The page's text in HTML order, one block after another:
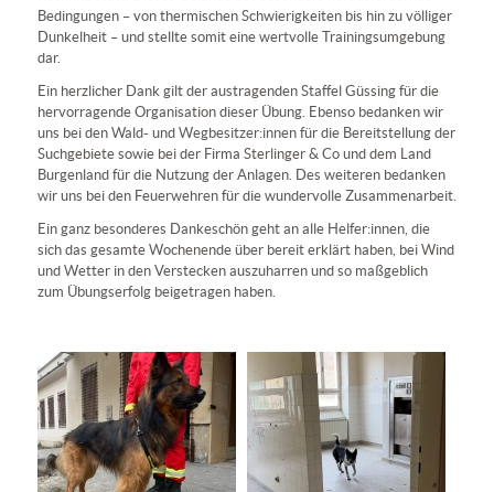
Bedingungen – von thermischen Schwierigkeiten bis hin zu völliger
Dunkelheit – und stellte somit eine wertvolle Trainingsumgebung
dar.
Ein herzlicher Dank gilt der austragenden Staffel Güssing für die
hervorragende Organisation dieser Übung. Ebenso bedanken wir
uns bei den Wald- und Wegbesitzer:innen für die Bereitstellung der
Suchgebiete sowie bei der Firma Sterlinger & Co und dem Land
Burgenland für die Nutzung der Anlagen. Des weiteren bedanken
wir uns bei den Feuerwehren für die wundervolle Zusammenarbeit.
Ein ganz besonderes Dankeschön geht an alle Helfer:innen, die
sich das gesamte Wochenende über bereit erklärt haben, bei Wind
und Wetter in den Verstecken auszuharren und so maßgeblich
zum Übungserfolg beigetragen haben.